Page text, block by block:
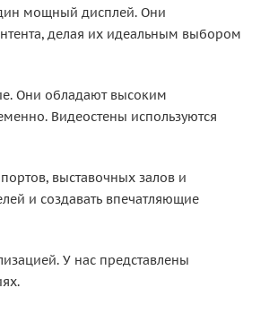
мощный дисплей. Они
делая их идеальным выбором
Они обладают высоким
Видеостены используются
выставочных залов и
и создавать впечатляющие
У нас представлены